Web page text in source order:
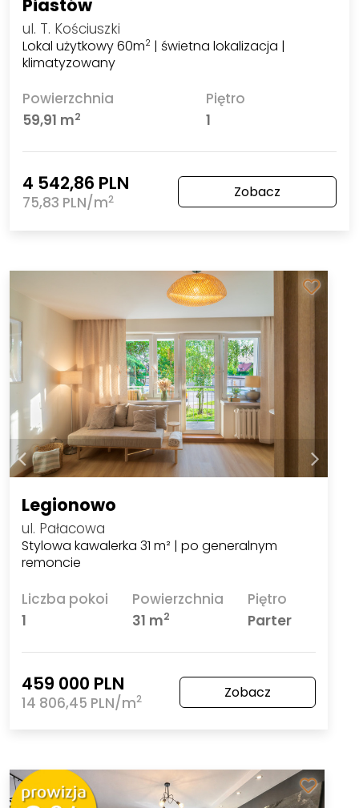
Piastów
ul. T. Kościuszki
Lokal użytkowy 60m2 | świetna lokalizacja |
klimatyzowany
Powierzchnia
59,91 m2
Piętro
1
4 542,86 PLN
75,83 PLN/m2 Zobacz
Legionowo
ul. Pałacowa
Stylowa kawalerka 31 m² | po generalnym
remoncie
Liczba pokoi
1
Powierzchnia
31 m2
Piętro
Parter
459 000 PLN
14 806,45 PLN/m2 Zobacz